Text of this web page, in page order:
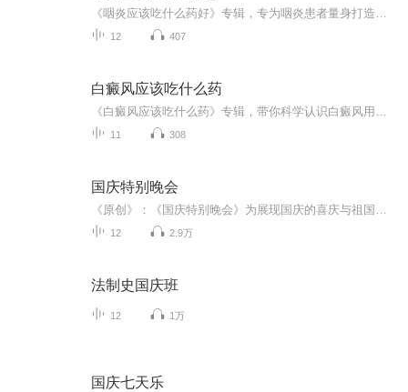
12 407
白癜风应该吃什么药
11 308
国庆特别晚会
12 2.9万
法制史国庆班
12 1万
国庆七天乐